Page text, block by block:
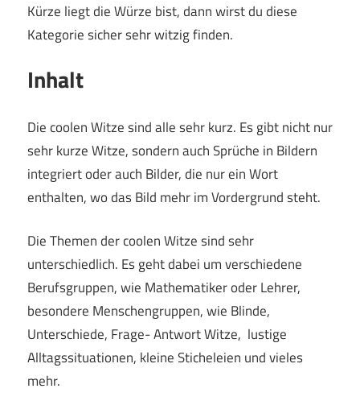
Kürze liegt die Würze bist, dann wirst du diese
Kategorie sicher sehr witzig finden.
Inhalt
Die coolen Witze sind alle sehr kurz. Es gibt nicht nur
sehr kurze Witze, sondern auch Sprüche in Bildern
integriert oder auch Bilder, die nur ein Wort
enthalten, wo das Bild mehr im Vordergrund steht.
Die Themen der coolen Witze sind sehr
unterschiedlich. Es geht dabei um verschiedene
Berufsgruppen, wie Mathematiker oder Lehrer,
besondere Menschengruppen, wie Blinde,
Unterschiede, Frage- Antwort Witze, lustige
Alltagssituationen, kleine Sticheleien und vieles
mehr.